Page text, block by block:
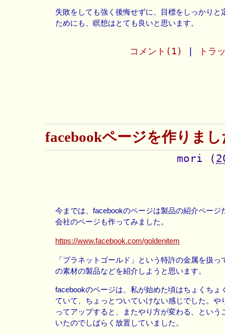
失敗をしても強く後悔せずに、目標をしっかりと
ためにも、瞑想はとても良いと思います。
コメント(1) トラ
facebookページを作りま
mori (
今までは、facebookのページは製品の紹介ページ
会社のページも作ってみました。
https://www.facebook.com/goldenitem
「プラネットゴールド」という特許の金属を扱っ
の素材の製品などを紹介しようと思います。
facebookのページは、私が始めた頃はちょくちょ
ていて、ちょっとついていけない感じでした。や
ってアップすると、またやり方が変わる、という
いたのでしばらく放置していました。